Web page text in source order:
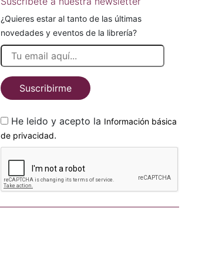
¿Quieres estar al tanto de las últimas
novedades y eventos de la librería?
Suscribirme
He leido y acepto la Información básica
de privacidad.